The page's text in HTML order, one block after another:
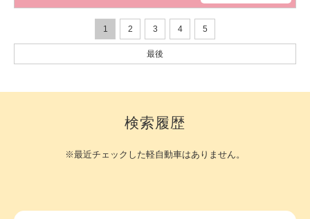
1 2 3 4 5
最後
検索履歴
※最近チェックした軽自動車はありません。